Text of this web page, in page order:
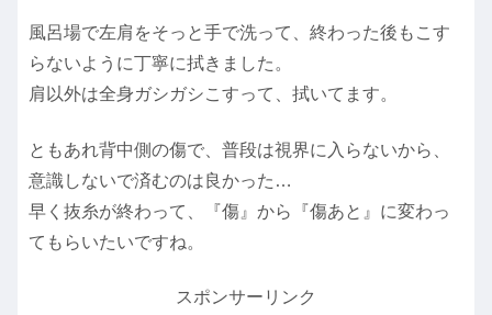
風呂場で左肩をそっと手で洗って、終わった後もこす
らないように丁寧に拭きました。
肩以外は全身ガシガシこすって、拭いてます。
ともあれ背中側の傷で、普段は視界に入らないから、
意識しないで済むのは良かった…
早く抜糸が終わって、『傷』から『傷あと』に変わっ
てもらいたいですね。
スポンサーリンク